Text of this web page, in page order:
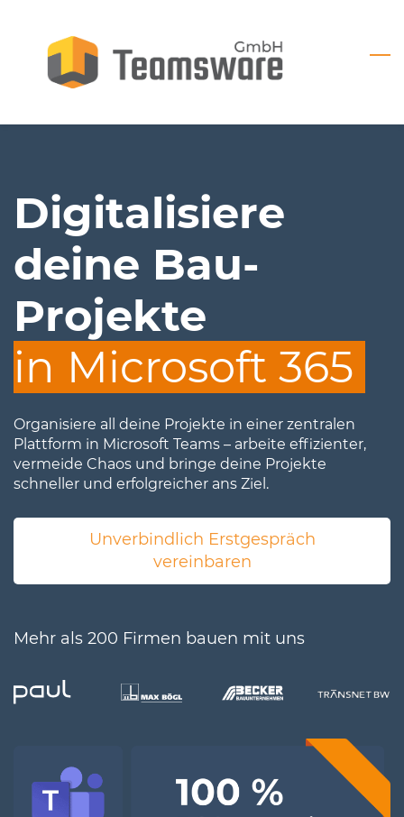
Digitalisiere
deine Bau-
Projekte
​in Microsoft 365
Organisiere all deine Projekte in einer zentralen
Plattform in Microsoft Teams – arbeite effizienter,
vermeide Chaos und bringe deine Projekte
schneller und erfolgreicher ans Ziel.
Unverbindlich Erstgespräch
vereinbaren
Mehr als 200 Firmen bauen mit uns